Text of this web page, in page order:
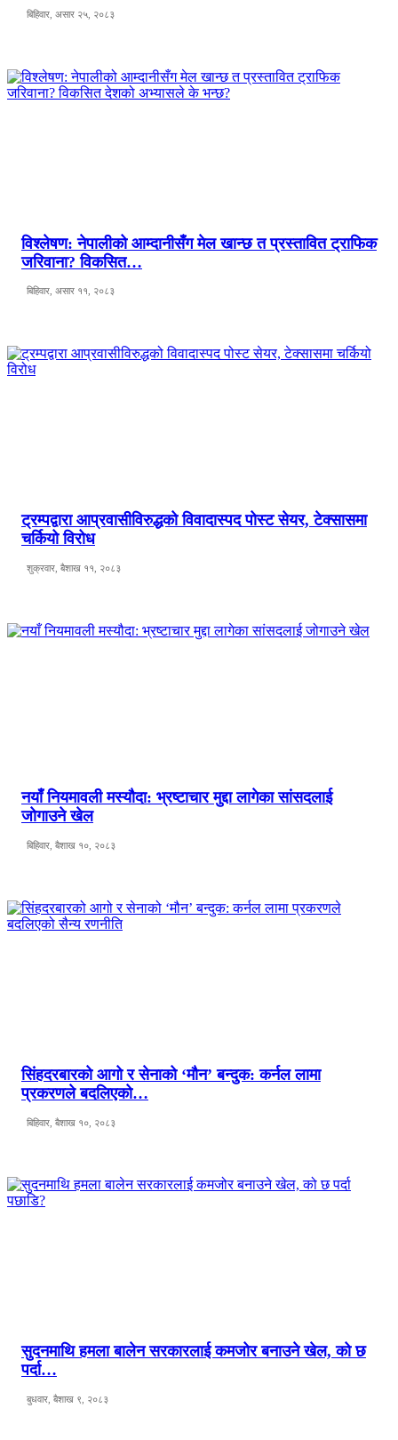
बिहिवार, असार २५, २०८३
विश्लेषण: नेपालीको आम्दानीसँग मेल खान्छ त प्रस्तावित ट्राफिक
जरिवाना? विकसित…
बिहिवार, असार ११, २०८३
ट्रम्पद्वारा आप्रवासीविरुद्धको विवादास्पद पोस्ट सेयर, टेक्सासमा
चर्कियो विरोध
शुक्रवार, बैशाख ११, २०८३
नयाँ नियमावली मस्यौदा: भ्रष्टाचार मुद्दा लागेका सांसदलाई
जोगाउने खेल
बिहिवार, बैशाख १०, २०८३
सिंहदरबारको आगो र सेनाको ‘मौन’ बन्दुक: कर्नल लामा
प्रकरणले बदलिएको…
बिहिवार, बैशाख १०, २०८३
सुदनमाथि हमला बालेन सरकारलाई कमजोर बनाउने खेल, को छ
पर्दा…
बुधवार, बैशाख ९, २०८३